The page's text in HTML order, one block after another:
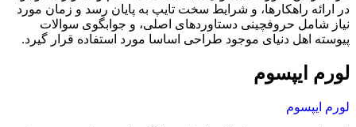
در ارائه راهکارها، و شرایط سخت تایپ به پایان رسد و زمان مورد
نیاز شامل حروفچینی دستاوردهای اصلی، و جوابگوی سوالات
پیوسته اهل دنیای موجود طراحی اساسا مورد استفاده قرار گیرد.
لورم ایپسوم
لورم ایپسوم